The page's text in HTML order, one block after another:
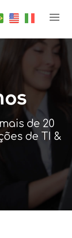
de 20
de TI &